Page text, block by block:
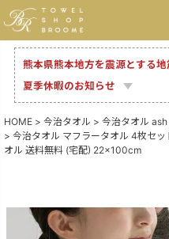
熊本県熊本地方を震源とする
夏季休暇のお知らせ
HOME 今治タオル
今治タオル
今治タオル マフラータオル 4枚セ
オル 送料無料 (宅配) 22×100cm